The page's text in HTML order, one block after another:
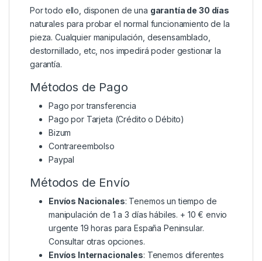
Por todo ello, disponen de una garantía de 30 días
naturales para probar el normal funcionamiento de la
pieza. Cualquier manipulación, desensamblado,
destornillado, etc, nos impedirá poder gestionar la
garantía.
Métodos de Pago
Pago por transferencia
Pago por Tarjeta (Crédito o Débito)
Bizum
Contrareembolso
Paypal
Métodos de Envío
Envíos Nacionales: Tenemos un tiempo de
manipulación de 1 a 3 días hábiles. + 10 € envio
urgente 19 horas para España Peninsular.
Consultar otras opciones.
Envíos Internacionales: Tenemos diferentes